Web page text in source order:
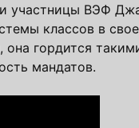
участницы ВЭФ
классов в
гордится
мандатов.